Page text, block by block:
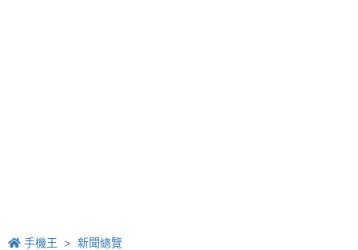
手機王 新聞總覽